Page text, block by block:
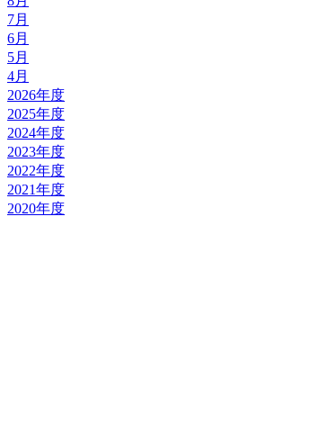
7月
6月
5月
4月
2026年度
2025年度
2024年度
2023年度
2022年度
2021年度
2020年度